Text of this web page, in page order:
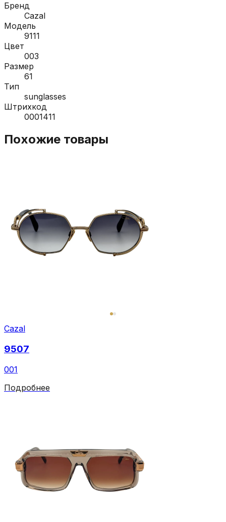
Бренд
Cazal
Модель
9111
Цвет
003
Размер
61
Тип
sunglasses
Штрихкод
0001411
Похожие товары
Cazal
9507
001
Подробнее